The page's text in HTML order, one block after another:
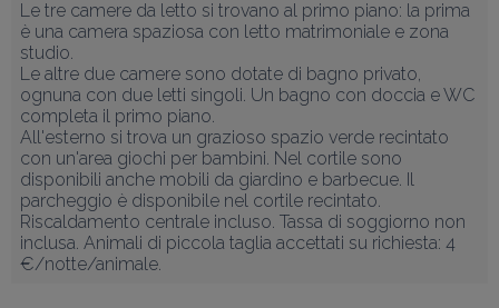
Le tre camere da letto si trovano al primo piano: la prima
è una camera spaziosa con letto matrimoniale e zona
studio.
Le altre due camere sono dotate di bagno privato,
ognuna con due letti singoli. Un bagno con doccia e WC
completa il primo piano.
All'esterno si trova un grazioso spazio verde recintato
con un'area giochi per bambini. Nel cortile sono
disponibili anche mobili da giardino e barbecue. Il
parcheggio è disponibile nel cortile recintato.
Riscaldamento centrale incluso. Tassa di soggiorno non
inclusa. Animali di piccola taglia accettati su richiesta: 4
€/notte/animale.